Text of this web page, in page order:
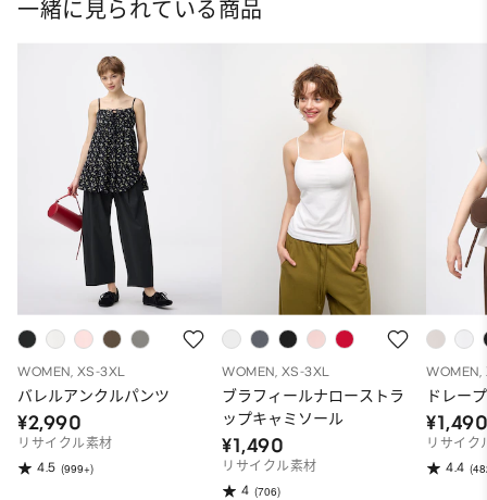
一緒に見られている商品
WOMEN, XS-3XL
バレルアンクルパンツ
¥2,990
リサイクル素材
4.5 (999+)
WOMEN, XS-3XL
ブラフィールナローストラ
ップキャミソール
¥1,490
リサイクル素材
4 (706)
WOMEN,
ドレー
リサイク
4.4